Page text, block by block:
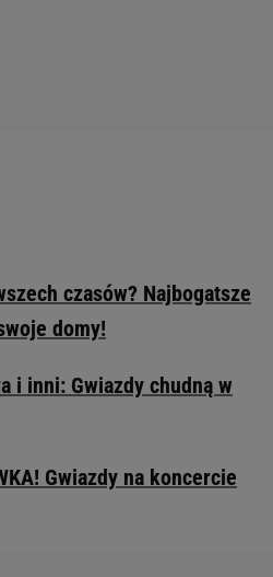
czasów? Najbogatsze
domy!
i inni: Gwiazdy chudną w
Gwiazdy na koncercie